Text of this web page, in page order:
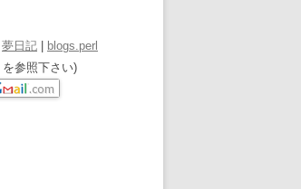
夢日記
blogs.perl
を参照下さい)